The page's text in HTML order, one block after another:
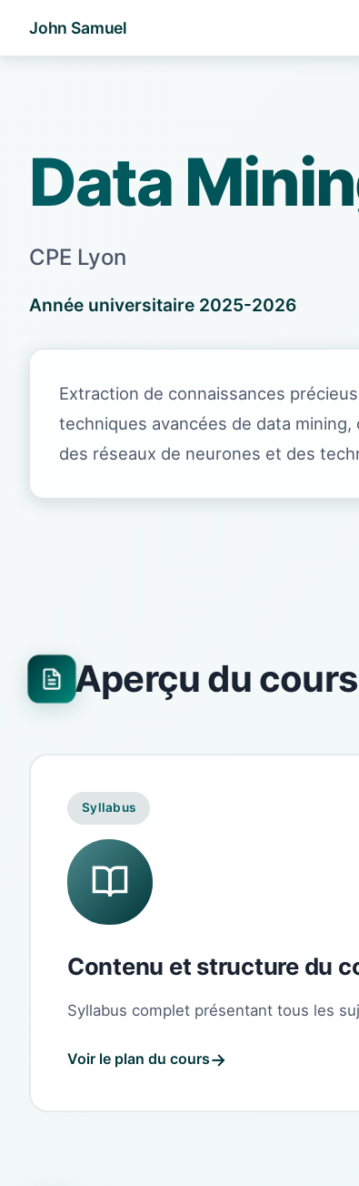
John Samuel
Data
CPE Lyon
Année universitaire 2025-2026
Extraction de connaissances
techniques avancées de data
des réseaux de neurones et des
Aperçu du cours
Syllabus
Contenu et structure du
Syllabus complet présentant tous les
Voir le plan du cours